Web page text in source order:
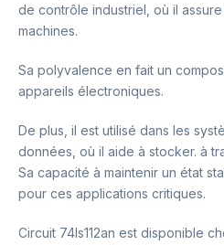
de contrôle industriel, où il
machines.
Sa polyvalence en fait un
appareils électroniques.
De plus, il est utilisé dans les
données, où il aide à stocker. à
Sa capacité à maintenir un état
pour ces applications critiques.
Circuit 74ls112an est disponible